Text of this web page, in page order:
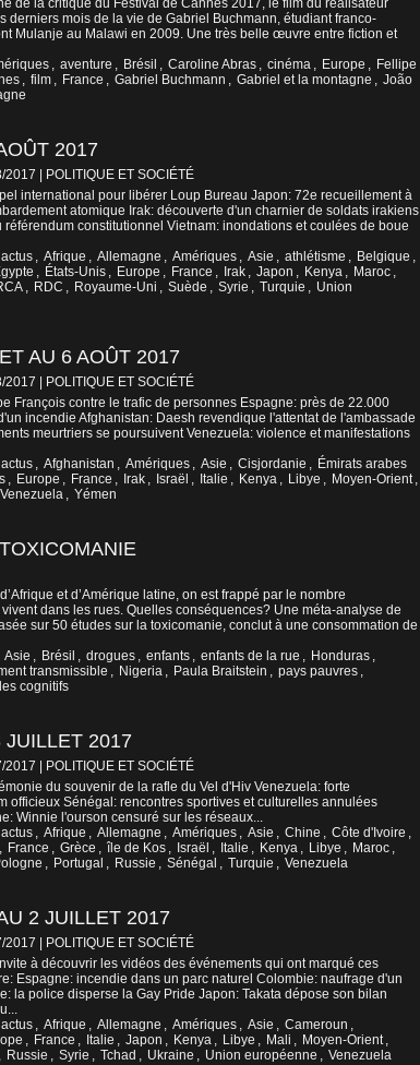
de la critique du Festival de Cannes 2017, le film du réalisateur
derniers mois de la vie de Gabriel Buchmann, étudiant franco-
Mulanje au Malawi en 2009. Une très belle œuvre entre fiction et
, aventure , Brésil , Caroline Abras , cinéma , Europe , Fellipe
, film , France , Gabriel Buchmann , Gabriel et la montagne , João
2017
2017
POLITIQUE ET SOCIÉTÉ
international pour libérer Loup Bureau Japon: 72e recueillement à
atomique Irak: découverte d'un charnier de soldats irakiens
référendum constitutionnel Vietnam: inondations et coulées de boue
actus , Afrique , Allemagne , Amériques , Asie , athlétisme , Belgique ,
, États-Unis , Europe , France , Irak , Japon , Kenya , Maroc ,
, RDC , Royaume-Uni , Suède , Syrie , Turquie , Union
AU 6 AOÛT 2017
2017
POLITIQUE ET SOCIÉTÉ
François contre le trafic de personnes Espagne: près de 22.000
incendie Afghanistan: Daesh revendique l'attentat de l'ambassade
meurtriers se poursuivent Venezuela: violence et manifestations
actus , Afghanistan , Amériques , Asie , Cisjordanie , Émirats arabes
, Europe , France , Irak , Israël , Italie , Kenya , Libye , Moyen-Orient ,
Venezuela , Yémen
et d’Amérique latine, on est frappé par le nombre
dans les rues. Quelles conséquences? Une méta-analyse de
sur 50 études sur la toxicomanie, conclut à une consommation de
Asie , Brésil , drogues , enfants , enfants de la rue , Honduras ,
transmissible , Nigeria , Paula Braitstein , pays pauvres ,
cognitifs
JUILLET 2017
2017
POLITIQUE ET SOCIÉTÉ
du souvenir de la rafle du Vel d'Hiv Venezuela: forte
officieux Sénégal: rencontres sportives et culturelles annulées
Winnie l'ourson censuré sur les réseaux...
actus , Afrique , Allemagne , Amériques , Asie , Chine , Côte d'Ivoire ,
, France , Grèce , île de Kos , Israël , Italie , Kenya , Libye , Maroc ,
, Portugal , Russie , Sénégal , Turquie , Venezuela
2 JUILLET 2017
2017
POLITIQUE ET SOCIÉTÉ
à découvrir les vidéos des événements qui ont marqué ces
Espagne: incendie dans un parc naturel Colombie: naufrage d'un
la police disperse la Gay Pride Japon: Takata dépose son bilan
actus , Afrique , Allemagne , Amériques , Asie , Cameroun ,
, France , Italie , Japon , Kenya , Libye , Mali , Moyen-Orient ,
, Russie , Syrie , Tchad , Ukraine , Union européenne , Venezuela